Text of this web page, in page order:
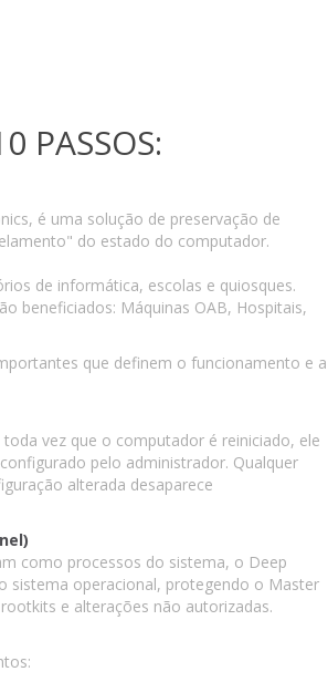
PASSOS:
é uma solução de preservação de
do estado do computador.
de informática, escolas e quiosques.
beneficiados: Máquinas OAB, Hospitais,
que definem o funcionamento e a
vez que o computador é reiniciado, ele
pelo administrador. Qualquer
alterada desaparece
como processos do sistema, o Deep
sistema operacional, protegendo o Master
e alterações não autorizadas.